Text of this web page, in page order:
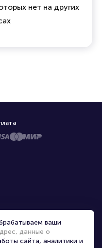
нет на других
800-500-42-62
ваши
данные о
сайта, аналитики и